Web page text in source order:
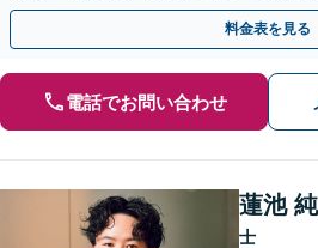
ついてお気軽にご相談ください。
料金表を見る
電話でお問い合わせ
蓮池 純
士